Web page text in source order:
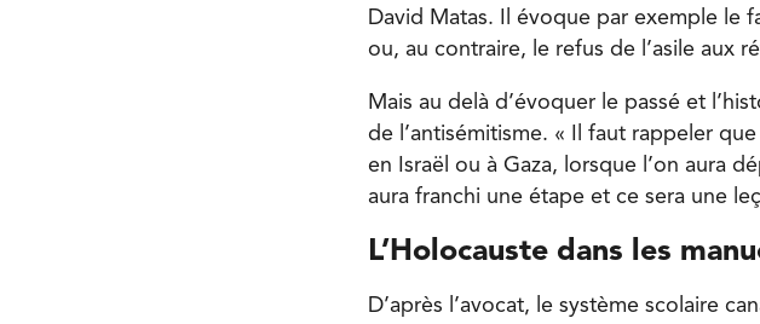
David Matas. Il évoque par exemple le
ou, au contraire, le refus de l’asile aux
Mais au delà d’évoquer le passé et
de l’antisémitisme. « Il faut rappeler
en Israël ou à Gaza, lorsque l’on aura
aura franchi une étape et ce sera une
L’Holocauste dans les
D’après l’avocat, le système scolaire